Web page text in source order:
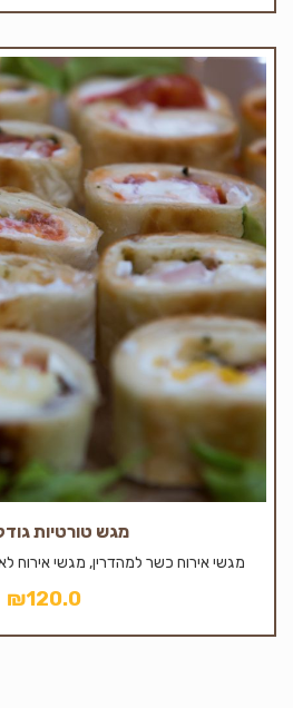
מגש טורטיות
מגשי אירוח כשר למהדרין, מגשי אירוח
₪120.0